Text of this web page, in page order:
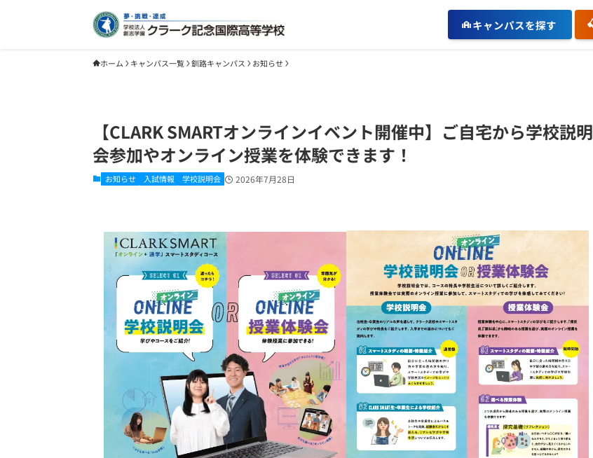
キャンパスを探す
ホーム キャンパス一覧 釧路キャンパス お知らせ
【CLARK SMARTオンラインイベント開催中】ご自宅から学校説明
会参加やオンライン授業を体験できます！
お知らせ 入試情報 学校説明会 2026年7月28日